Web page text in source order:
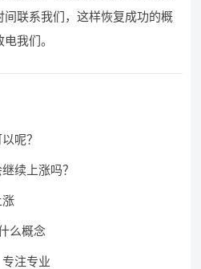
联系我们，这样恢复成功的概
我们。
呢？
续上涨吗？
涨
么概念
注专业